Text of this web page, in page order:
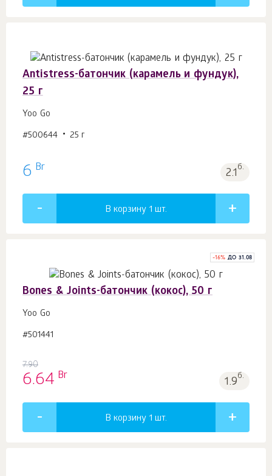
Antistress-батончик (карамель и фундук),
25 г
Yoo Gо
#500644 25 г
6 Br 2.1б.
В корзину 1 шт.
-16% ДО 31.08
Bones & Joints-батончик (кокос), 50 г
Yoo Gо
#501441
7.90
6.64 Br 1.9б.
В корзину 1 шт.